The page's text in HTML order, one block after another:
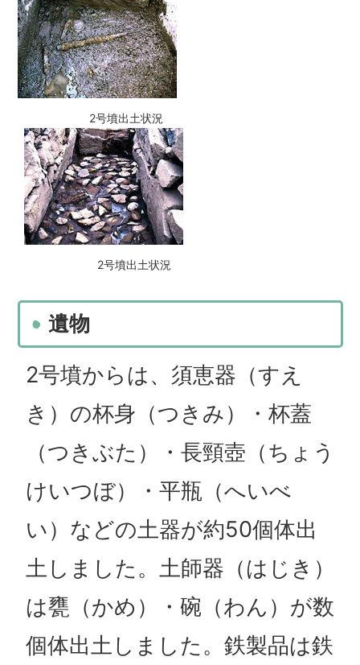
2号墳出土状況
2号墳出土状況
遺物
2号墳からは、須恵器（すえ
き）の杯身（つきみ）・杯蓋
（つきぶた）・長頸壺（ちょう
けいつぼ）・平瓶（へいべ
い）などの土器が約50個体出
土しました。土師器（はじき）
は甕（かめ）・碗（わん）が数
個体出土しました。鉄製品は鉄